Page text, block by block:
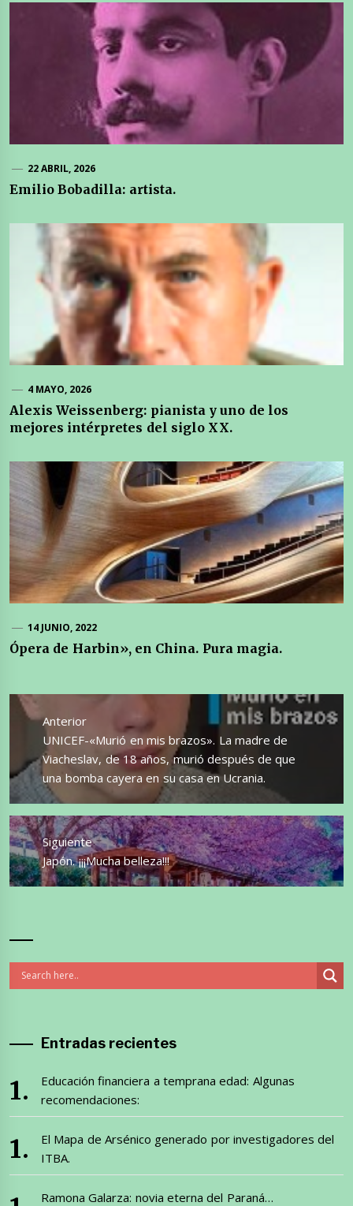
22 ABRIL, 2026
Emilio Bobadilla: artista.
4 MAYO, 2026
Alexis Weissenberg: pianista y uno de los
mejores intérpretes del siglo XX.
14 JUNIO, 2022
Ópera de Harbin», en China. Pura magia.
Navegación
de
entradas
Anterior
Entrada
anterior:
UNICEF-«Murió en mis brazos». La madre de
Viacheslav, de 18 años, murió después de que
una bomba cayera en su casa en Ucrania.
Siguiente
Entrada
siguiente:
Japón. ¡¡¡Mucha belleza!!!
Entradas recientes
Educación financiera a temprana edad: Algunas
recomendaciones:
El Mapa de Arsénico generado por investigadores del
ITBA.
Ramona Galarza: novia eterna del Paraná…